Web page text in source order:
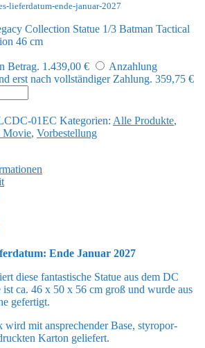
lieferdatum-ende-januar-2027
Collection Statue 1/3 Batman Tactical
46 cm
Betrag. 1.439,00 €
Anzahlung
erst nach vollständiger Zahlung. 359,75 €
01EC Kategorien: Alle Produkte,
, Vorbestellung
Ende Januar 2027
diese fantastische Statue aus dem DC
ca. 46 x 50 x 56 cm groß und wurde aus
gefertigt.
wird mit ansprechender Base, styropor-
Karton geliefert.